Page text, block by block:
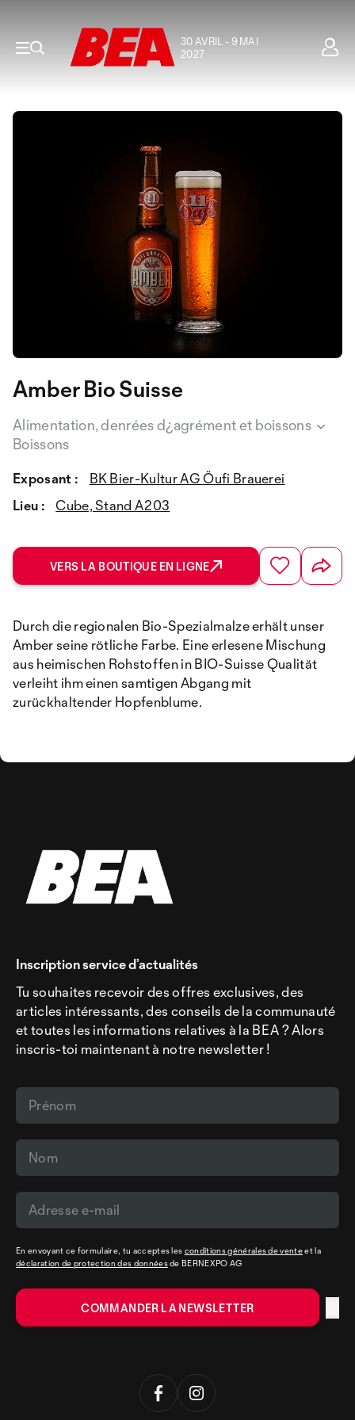
30 AVRIL - 9 MAI
2027
Amber Bio Suisse
Alimentation, denrées d¿agrément et boissons
Boissons
Exposant :
BK Bier-Kultur AG Öufi Brauerei
Lieu :
Cube, Stand A203
VERS LA BOUTIQUE EN LIGNE
Durch die regionalen Bio-Spezialmalze erhält unser
Amber seine rötliche Farbe. Eine erlesene Mischung
aus heimischen Rohstoffen in BIO-Suisse Qualität
verleiht ihm einen samtigen Abgang mit
zurückhaltender Hopfenblume.
Inscription service d’actualités
Tu souhaites recevoir des offres exclusives, des
articles intéressants, des conseils de la communauté
et toutes les informations relatives à la BEA ? Alors
inscris-toi maintenant à notre newsletter !
En envoyant ce formulaire, tu acceptes les conditions générales de venteet la
déclaration de protection des donnéesde BERNEXPO AG